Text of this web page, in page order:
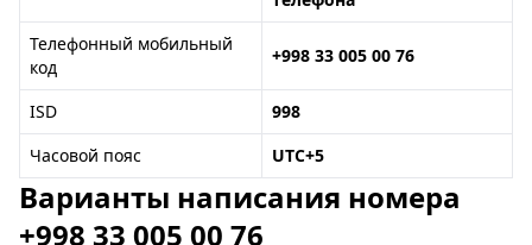
Телефонный мобильный
код
+998 33 005 00 76
ISD
998
Часовой пояс
UTC+5
Варианты написания номера
+998 33 005 00 76